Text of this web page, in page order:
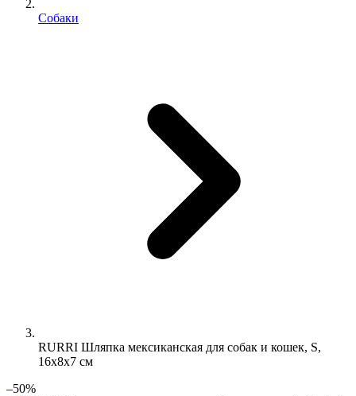
Собаки
RURRI Шляпка мексиканская для собак и кошек, S,
16х8х7 см
–50%